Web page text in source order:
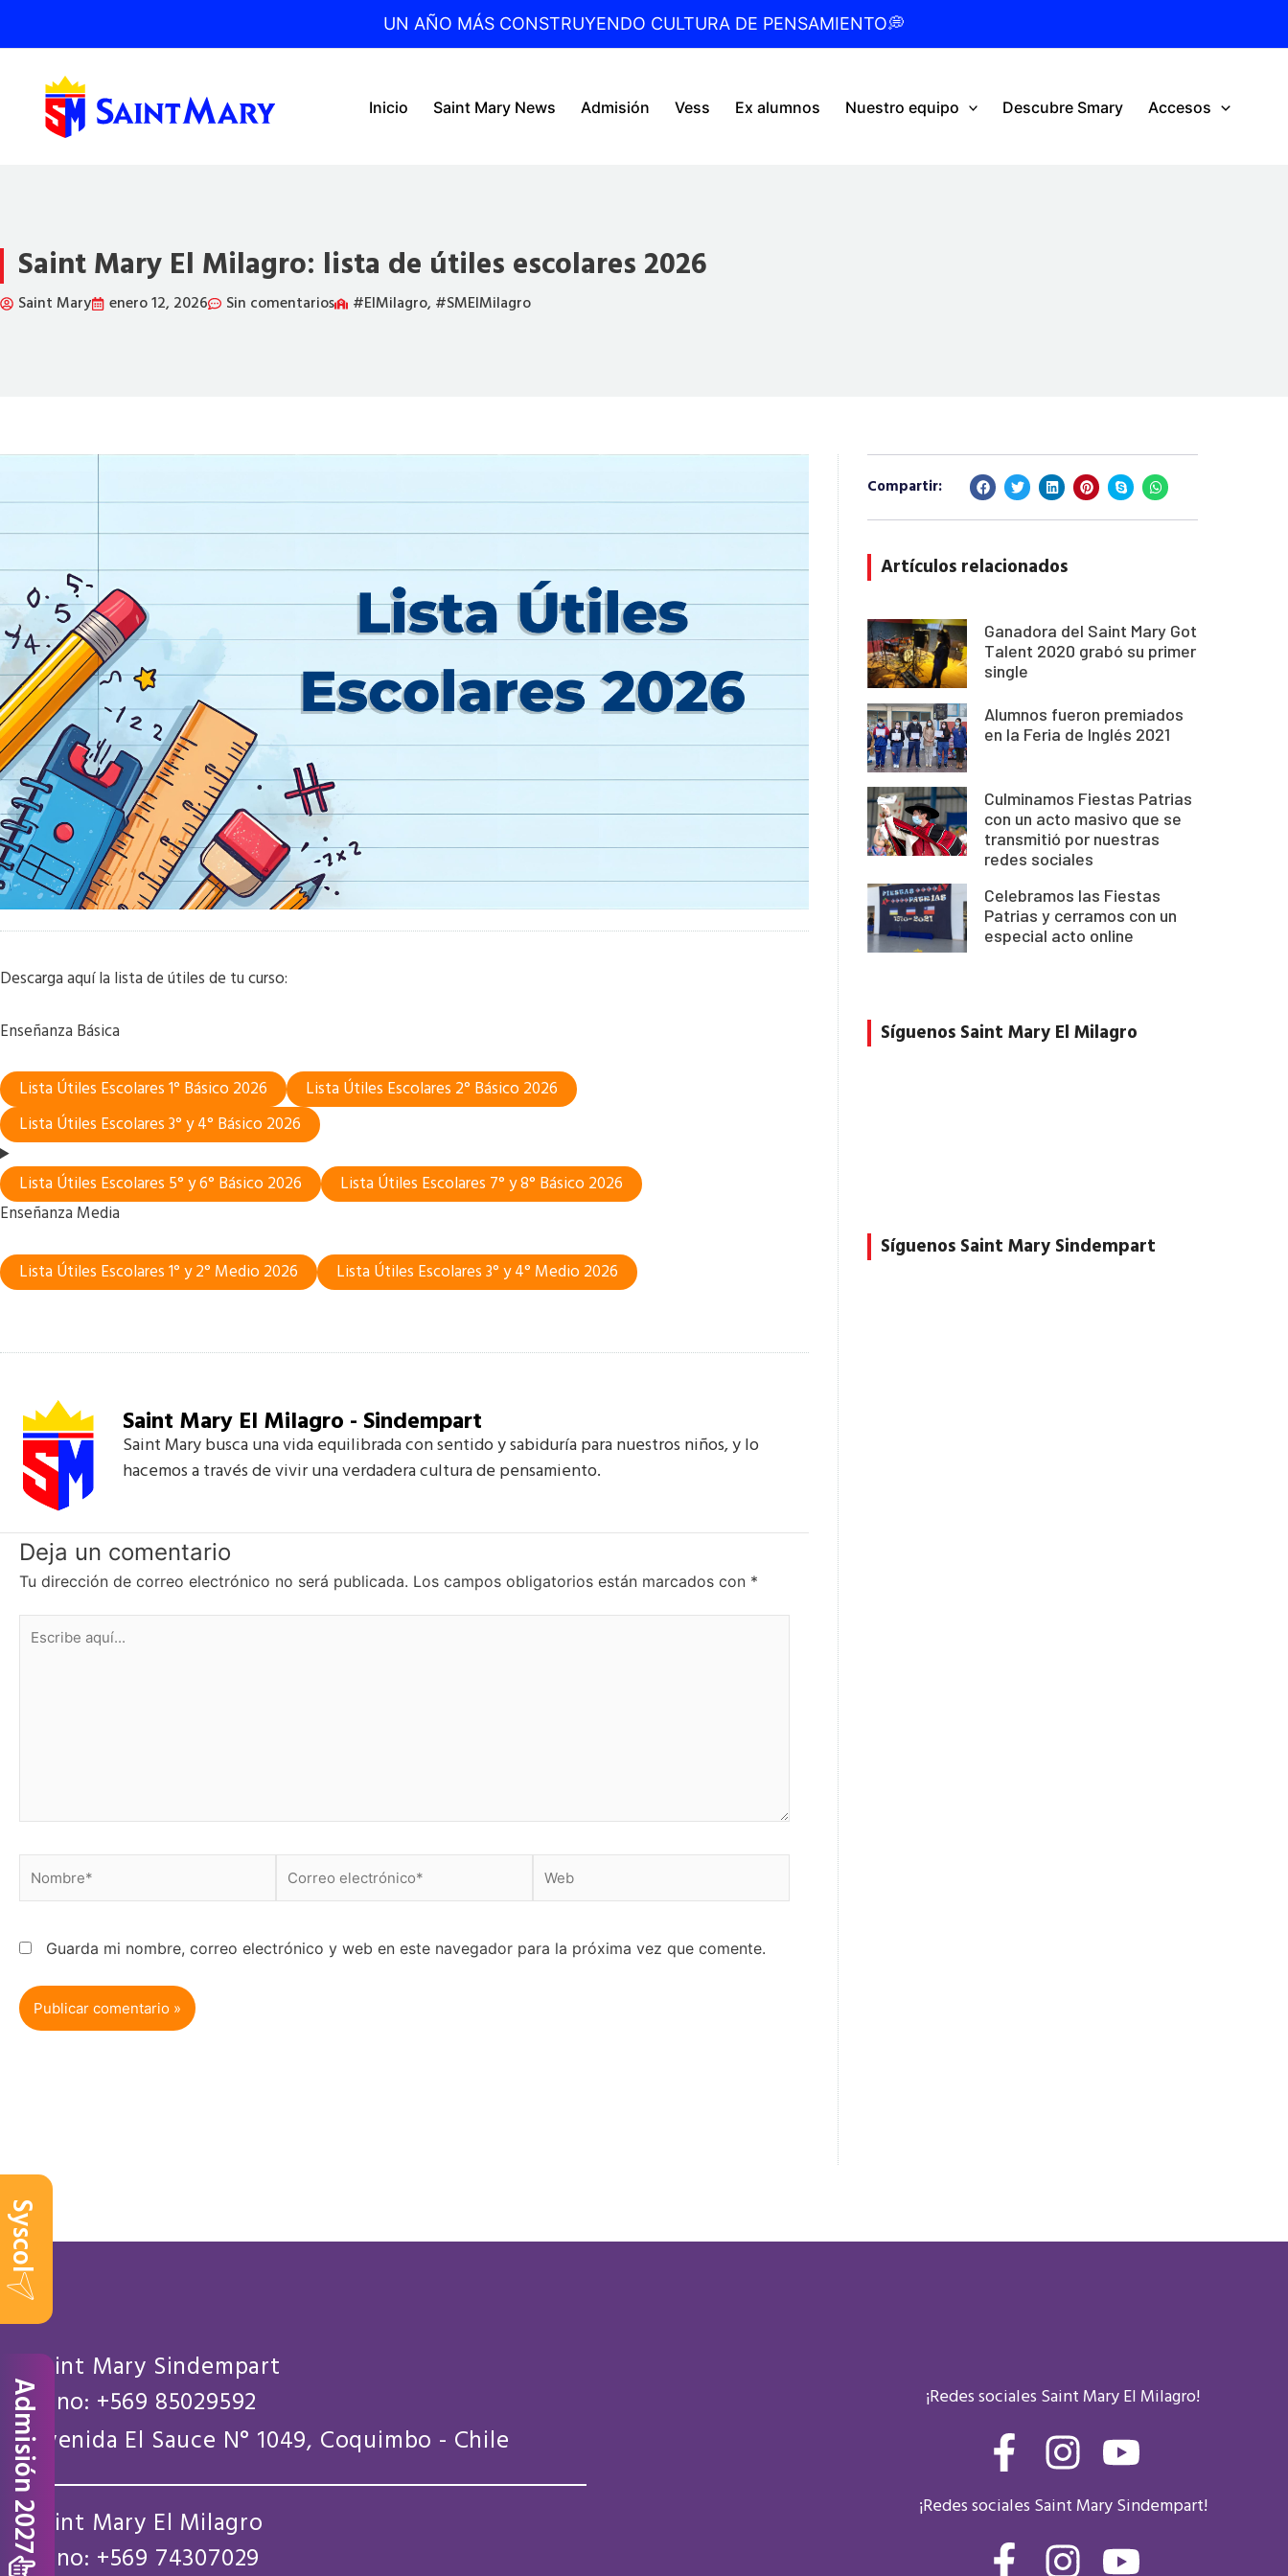
contenido
UN AÑO MÁS CONSTRUYENDO CULTURA DE PENSAMIENTO💭
Inicio Saint Mary News Admisión Vess Ex alumnos Nuestro equipo Descubre Smary Accesos
Saint Mary El Milagro: lista de útiles escolares 2026
Saint Mary enero 12, 2026 Sin comentarios #ElMilagro, #SMElMilagro
Descarga aquí la lista de útiles de tu curso:
Enseñanza Básica
Lista Útiles Escolares 1° Básico 2026
Lista Útiles Escolares 2° Básico 2026
Lista Útiles Escolares 3° y 4° Básico 2026
Lista Útiles Escolares 5° y 6° Básico 2026
Lista Útiles Escolares 7° y 8° Básico 2026
Enseñanza Media
Lista Útiles Escolares 1° y 2° Medio 2026 Lista Útiles Escolares 3° y 4° Medio 2026
Saint Mary El Milagro - Sindempart
Saint Mary busca una vida equilibrada con sentido y sabiduría para nuestros niños, y lo
hacemos a través de vivir una verdadera cultura de pensamiento.
Deja un comentario
Tu dirección de correo electrónico no será publicada. Los campos obligatorios están marcados con *
aquí...
electrónico*
Guarda mi nombre, correo electrónico y web en este navegador para la próxima vez que comente.
Compartir:
Artículos relacionados
Ganadora del Saint Mary Got
Talent 2020 grabó su primer
single
Alumnos fueron premiados
en la Feria de Inglés 2021
Culminamos Fiestas Patrias
con un acto masivo que se
transmitió por nuestras
redes sociales
Celebramos las Fiestas
Patrias y cerramos con un
especial acto online
Síguenos Saint Mary El Milagro
Síguenos Saint Mary Sindempart
Saint Mary Sindempart
Fono: +569 85029592
Avenida El Sauce N° 1049, Coquimbo - Chile
Saint Mary El Milagro
Fono: +569 74307029
Syscol
Admisión 2027 ¡Redes sociales Saint Mary El Milagro!
F
a
c
e
I
n
s
t
Y
o
u
t
¡Redes sociales Saint Mary Sindempart!
F
I
Y